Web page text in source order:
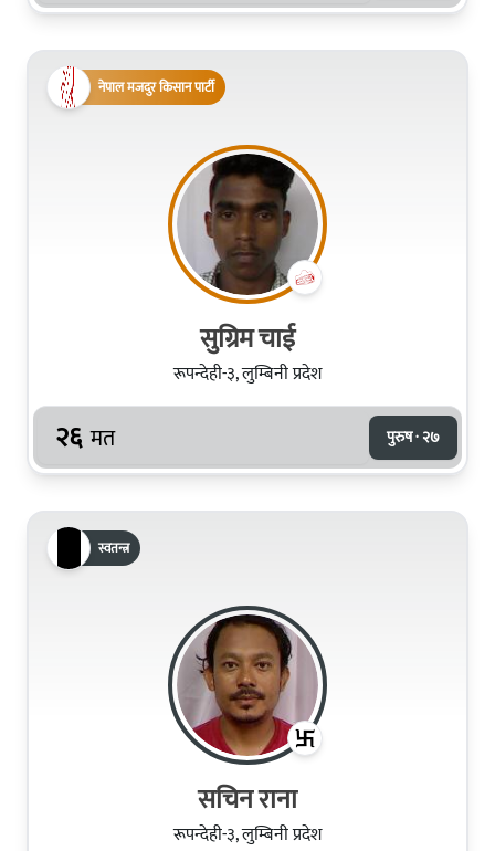
नेपाल मजदुर किसान पार्टी
सुग्रिम चाई
रूपन्देही-३, लुम्बिनी प्रदेश
२६ मत पुरुष · २७
स्वतन्त्र
सचिन राना
रूपन्देही-३, लुम्बिनी प्रदेश